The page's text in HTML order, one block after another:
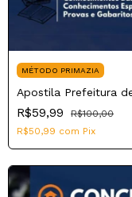
MÉTODO PRIMAZIA
Apostila Prefeitura
R$59,99
R$100,00
R$50,99 com Pix